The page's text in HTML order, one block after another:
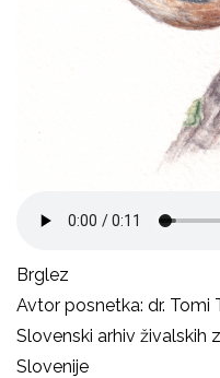
Brglez
Avtor posnetka: dr. Tomi
Slovenski arhiv živalskih
Slovenije